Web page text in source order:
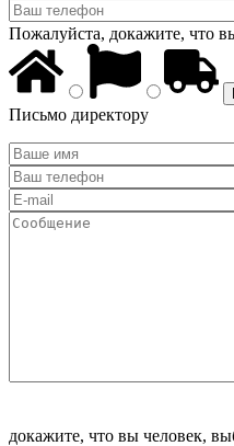
Пожалуйста, докажите, что
Письмо директору
докажите, что вы человек,